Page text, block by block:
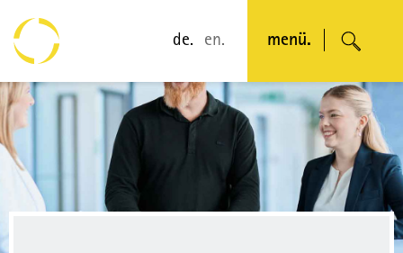
de. en. menü.